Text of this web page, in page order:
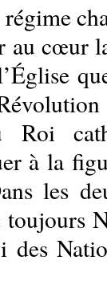
cœur
à la
les
des